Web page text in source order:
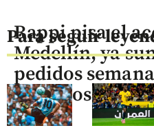
Para seguir
Rappi pisa el
Medellín, ya
pedidos
negocios